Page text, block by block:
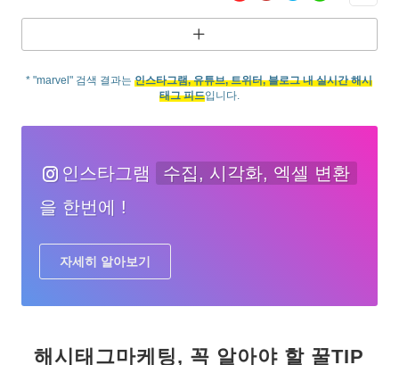
* "marvel" 검색 결과는인스타그램, 유튜브, 트위터, 블로그 내 실시간 해시
태그 피드입니다.
인스타그램
수집, 시각화, 엑셀 변환
을 한번에 !
자세히 알아보기
해시태그마케팅, 꼭 알아야 할 꿀TIP